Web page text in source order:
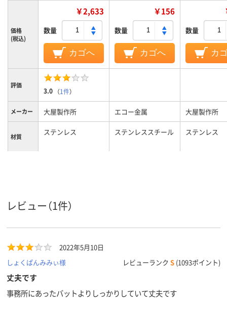
価格
(税込)
￥2,633
数量
カゴへ
￥156
数量
カゴへ
数量
カ
評価
3.0 （1件）
メーカー 大屋製作所 エコー金属 大屋製作所
材質 ステンレス ステンレススチール ステンレス
レビュー（1件）
2022年5月10日
しょくぱんみみぃ様
レビューランク S (1093ポイント)
丈夫です
事務所にあったバットよりしっかりしていて丈夫です